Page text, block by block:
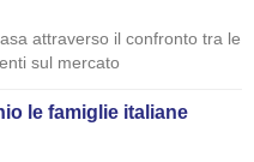
attraverso il confronto tra le
sul mercato
le famiglie italiane